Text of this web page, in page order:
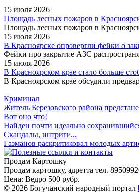
15 июля 2026
Площадь лесных пожаров в
Площадь лесных пожаров в
15 июля 2026
В Красноярске опровергли фейки о
Фейки про закрытие АЗС
15 июля 2026
В Красноярском крае стало больше
В Красноярском крае обсудили
Криминал
Житель Березовского района
Вот оно что!
Найден почти идеально
Скандалы, интриги...
Газманов раскритиковал молодых
Продам Картошку
Продам картошку, адретта тел.
Цена: Ведро 500 рубр.
© 2026 Богучанский народный портал